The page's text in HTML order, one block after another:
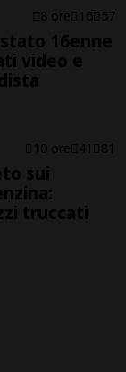
8 ore 16 57
16enne
video e
10 ore 41 81
sui
truccati